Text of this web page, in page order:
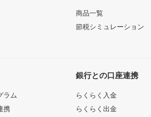
商品一覧
節税シミュレーション
ラム
携
銀行との口座連携
らくらく入金
らくらく出金